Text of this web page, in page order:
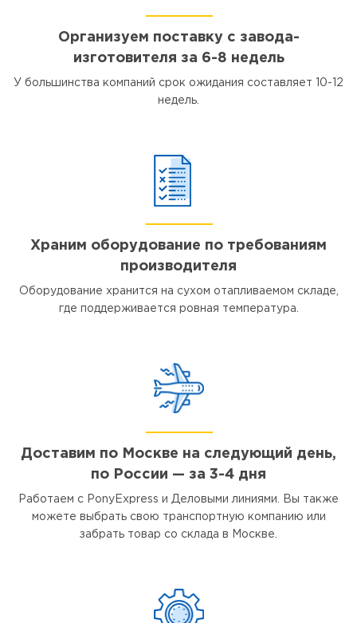
Организуем поставку с завода-
изготовителя за 6-8 недель
У большинства компаний срок ожидания составляет 10-12
недель.
Храним оборудование по требованиям
производителя
Оборудование хранится на сухом отапливаемом складе,
где поддерживается ровная температура.
Доставим по Москве на следующий день,
по России — за 3-4 дня
Работаем с PonyExpress и Деловыми линиями. Вы также
можете выбрать свою транспортную компанию или
забрать товар со склада в Москве.